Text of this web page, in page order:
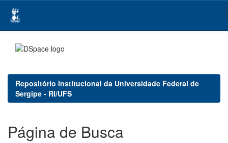
navigation
Repositório Institucional da Universidade Federal de
Sergipe - RI/UFS
Página de Busca